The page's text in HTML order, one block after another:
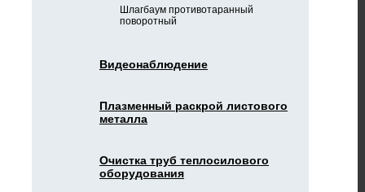
Шлагбаум противотаранный
поворотный
Видеонаблюдение
Плазменный раскрой листового
металла
Очистка труб теплосилового
оборудования